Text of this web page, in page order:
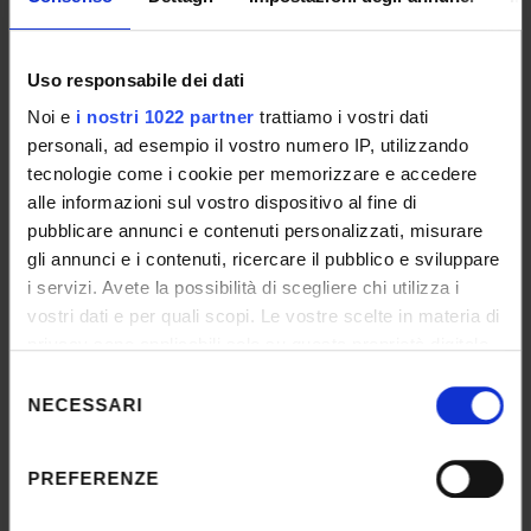
Uso responsabile dei dati
Noi e i nostri 1022 partner trattiamo i vostri dati
personali, ad esempio il vostro numero IP, utilizzando
tecnologie come i cookie per memorizzare e accedere
alle informazioni sul vostro dispositivo al fine di
pubblicare annunci e contenuti personalizzati, misurare
gli annunci e i contenuti, ricercare il pubblico e sviluppare
i servizi. Avete la possibilità di scegliere chi utilizza i
vostri dati e per quali scopi. Le vostre scelte in materia di
modificare o revocare il proprio consenso in qualsiasi
momento dalla Dichiarazione sui cookie o facendo clic
delNECESSARI
PREFERENZE
articolato come autovalutazione sulla stato dei
Scheda di Monitoraggio Annuale, ha un
formato più flessibile ed è generalmente più
esteso e dettagliato.
Scadenze
30 novembre 2025 approvazione in Collegio
31 dicembre 2025 caricamento nella SUA-CdS